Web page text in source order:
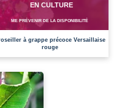
EN CULTURE
ME PRÉVENIR DE LA DISPONIBILITÉ
à grappe précoce Versaillaise
rouge